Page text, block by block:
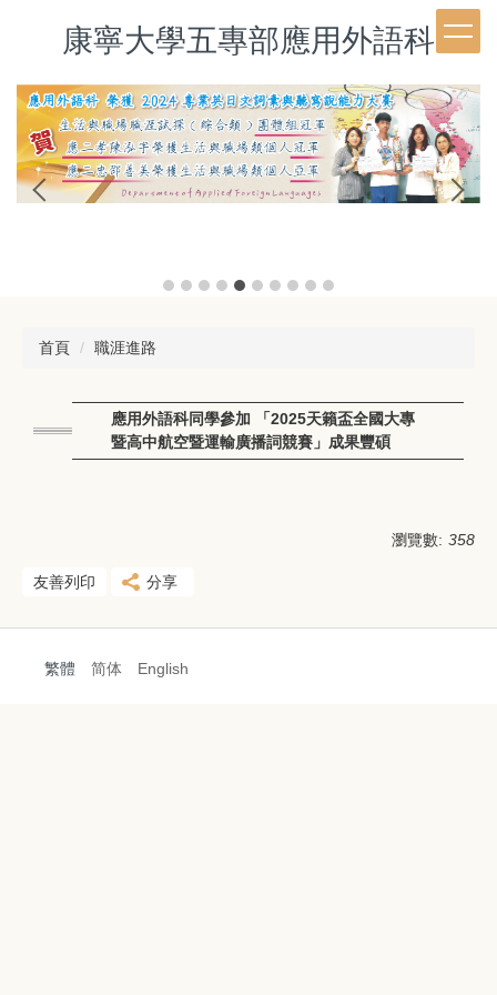
要
區
康寧大學五專部應用外語科
首頁 職涯進路
應用外語科同學參加 「2025天籟盃全國大專
暨高中航空暨運輸廣播詞競賽」成果豐碩
瀏覽數: 358
友善列印 分享
繁體 简体 English